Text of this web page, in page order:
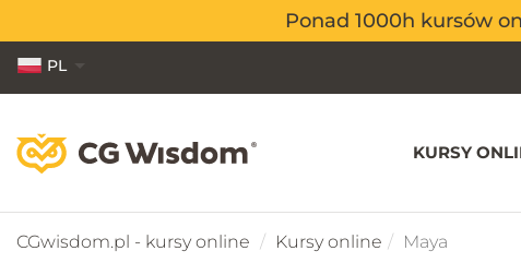
Ponad 1000h kursów
Ponad 1000h kursów
PL
EN
KURSY
CGwisdom.pl - kursy online Kursy online Maya